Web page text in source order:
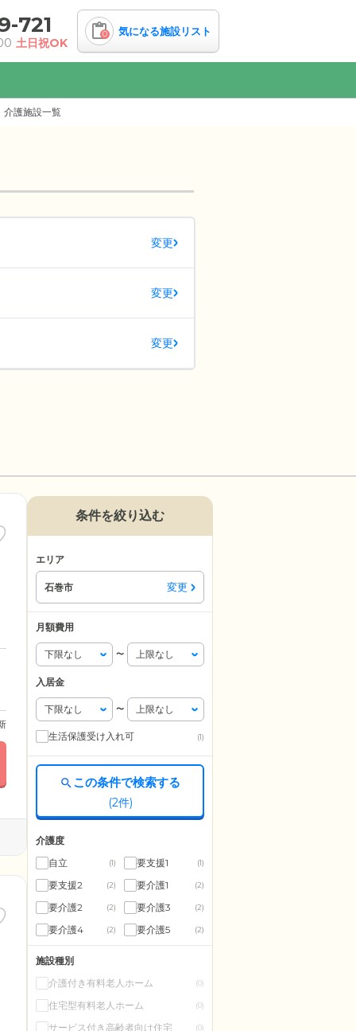
721
土日祝OK
0 気になる施設リスト
介護施設一覧
変更
変更
変更
条件を絞り込む
エリア
石巻市 変更
月額費用
〜
入居金
〜
生活保護受け入れ可 (1)
この条件で検索する
(2件)
介護度
自立
(1) 要支援1 (1)
要支援2 (2) 要介護1 (2)
要介護2 (2) 要介護3 (2)
要介護4 (2) 要介護5 (2)
施設種別
介護付き有料老人ホーム
(0)
住宅型有料老人ホーム (0)
サービス付き高齢者向け住宅 (0)